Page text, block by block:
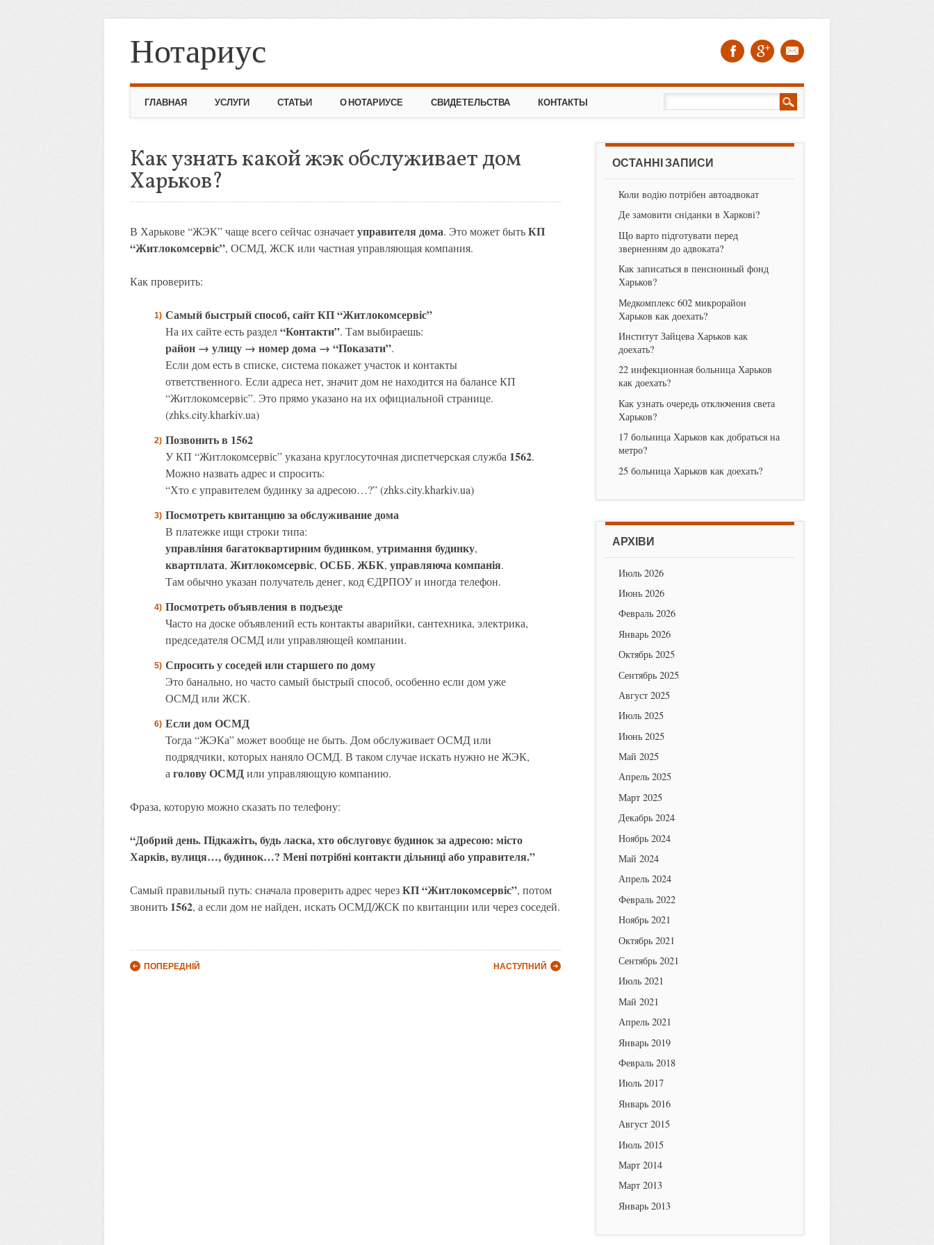
Нотариус
ГЛАВНАЯ УСЛУГИ СТАТЬИ О НОТАРИУСЕ СВИДЕТЕЛЬСТВА КОНТАКТЫ
Как узнать какой жэк обслуживает дом
Харьков?
В Харькове “ЖЭК” чаще всего сейчас означаетуправителя дома. Это может бытьКП
“Житлокомсервіс”, ОСМД, ЖСК или частная управляющая компания.
Как проверить:
Самый быстрый способ, сайт КП “Житлокомсервіс”
На их сайте есть раздел“Контакти”. Там выбираешь:
район → улицу → номер дома → “Показати”.
Если дом есть в списке, система покажет участок и контакты
ответственного. Если адреса нет, значит дом не находится на балансе КП
“Житлокомсервіс”. Это прямо указано на их официальной странице.
(zhks.city.kharkiv.ua)
Позвонить в 1562
У КП “Житлокомсервіс” указана круглосуточная диспетчерская служба 1562.
Можно назвать адрес и спросить:
“Хто є управителем будинку за адресою…?” (zhks.city.kharkiv.ua)
Посмотреть квитанцию за обслуживание дома
В платежке ищи строки типа:
управління багатоквартирним будинком,утримання будинку,
квартплата,Житлокомсервіс,ОСББ,ЖБК,управляюча компанія.
Там обычно указан получатель денег, код ЄДРПОУ и иногда телефон.
Посмотреть объявления в подъезде
Часто на доске объявлений есть контакты аварийки, сантехника, электрика,
председателя ОСМД или управляющей компании.
Спросить у соседей или старшего по дому
Это банально, но часто самый быстрый способ, особенно если дом уже
ОСМД или ЖСК.
Если дом ОСМД
Тогда “ЖЭКа” может вообще не быть. Дом обслуживает ОСМД или
подрядчики, которых наняло ОСМД. В таком случае искать нужно не ЖЭК,
аголову ОСМДили управляющую компанию.
Фраза, которую можно сказать по телефону:
“Добрий день. Підкажіть, будь ласка, хто обслуговує будинок за адресою: місто
Харків, вулиця…, будинок…? Мені потрібні контакти дільниці або управителя.”
Самый правильный путь: сначала проверить адрес черезКП “Житлокомсервіс”, потом
звонить 1562, а если дом не найден, искать ОСМД/ЖСК по квитанции или через соседей.
Post navigation
ПОПЕРЕДНІЙ НАСТУПНИЙ
ОСТАННІ ЗАПИСИ
Коли водію потрібен автоадвокат
Де замовити сніданки в Харкові?
Що варто підготувати перед
зверненням до адвоката?
Как записаться в пенсионный фонд
Харьков?
Медкомплекс 602 микрорайон
Харьков как доехать?
Институт Зайцева Харьков как
доехать?
22 инфекционная больница Харьков
как доехать?
Как узнать очередь отключения света
Харьков?
17 больница Харьков как добраться на
метро?
25 больница Харьков как доехать?
АРХІВИ
Июль 2026
Июнь 2026
Февраль 2026
Январь 2026
Октябрь 2025
Сентябрь 2025
Август 2025
Июль 2025
Июнь 2025
Май 2025
Апрель 2025
Март 2025
Декабрь 2024
Ноябрь 2024
Май 2024
Апрель 2024
Февраль 2022
Ноябрь 2021
Октябрь 2021
Сентябрь 2021
Июль 2021
Май 2021
Апрель 2021
Январь 2019
Февраль 2018
Июль 2017
Январь 2016
Август 2015
Июль 2015
Март 2014
Март 2013
Январь 2013